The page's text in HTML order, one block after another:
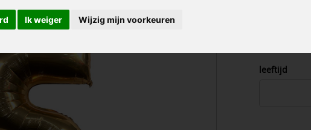
Ik weiger Wijzig mijn voorkeuren
leeftijd